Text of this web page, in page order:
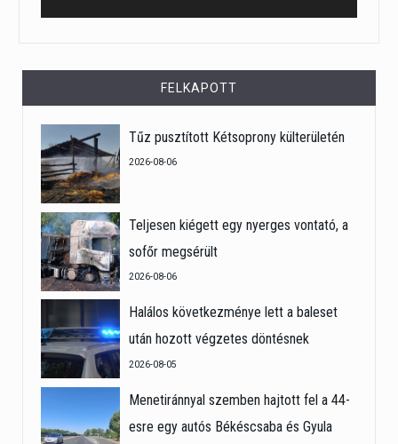
FELKAPOTT
Tűz pusztított Kétsoprony külterületén
2026-08-06
Teljesen kiégett egy nyerges vontató, a
sofőr megsérült
2026-08-06
Halálos következménye lett a baleset
után hozott végzetes döntésnek
2026-08-05
Menetiránnyal szemben hajtott fel a 44-
esre egy autós Békéscsaba és Gyula